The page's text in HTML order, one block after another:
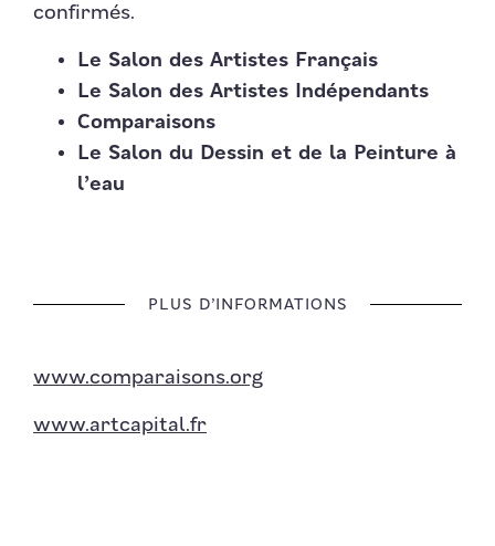
confirmés.
Le Salon des Artistes Français
Le Salon des Artistes Indépendants
Comparaisons
Le Salon du Dessin et de la Peinture à
l’eau
PLUS D’INFORMATIONS
www.comparaisons.org
www.artcapital.fr